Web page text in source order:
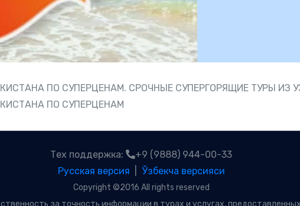
ПО СУПЕРЦЕНАМ. СРОЧНЫЕ СУПЕРГОРЯЩИЕ ТУРЫ ИЗ
ПО СУПЕРЦЕНАМ
Тех поддержка:
+9 (9888) 944-00-33
Русская версия
Ўзбекча версияси
Copyright ©2016 All rights reserved
за точность информации в турах и услугах,